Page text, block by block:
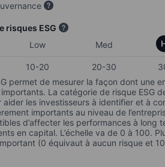
risques ESG
Low Med
10-20 20-30
permet de mesurer la façon dont une
importants. La catégorie de risque ESG
aider les investisseurs à identifier et à
importants au niveau de
d’affecter les performances à long
en capital. L’échelle va de 0 à 100.
(0 équivaut à aucun risque et